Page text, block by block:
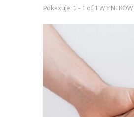
Pokazuje: 1 - 1 of 1 WYNIKÓW